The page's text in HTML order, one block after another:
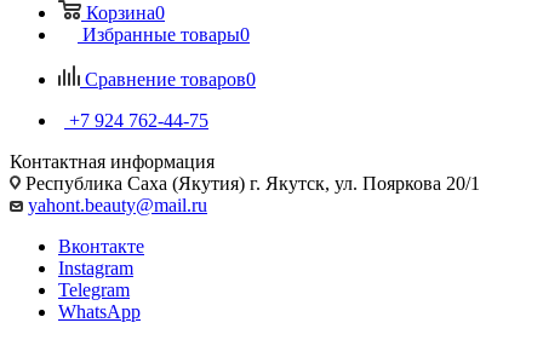
Корзина0
Избранные товары0
Сравнение товаров0
+7 924 762-44-75
Контактная информация
Республика Саха (Якутия) г. Якутск, ул. Пояркова 20/1
yahont.beauty@mail.ru
Вконтакте
Instagram
Telegram
WhatsApp